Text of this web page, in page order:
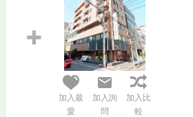
加入最
愛
加入詢
問
加入比
較